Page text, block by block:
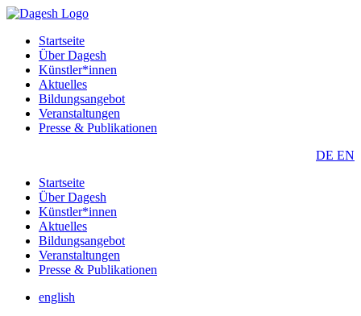
Startseite
Über Dagesh
Künstler*innen
Aktuelles
Bildungsangebot
Veranstaltungen
Presse & Publikationen
DE EN
Startseite
Über Dagesh
Künstler*innen
Aktuelles
Bildungsangebot
Veranstaltungen
Presse & Publikationen
english